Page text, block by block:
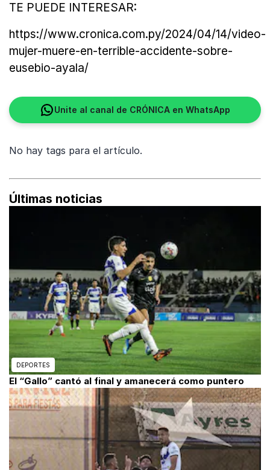
TE PUEDE INTERESAR:
https://www.cronica.com.py/2024/04/14/video-
mujer-muere-en-terrible-accidente-sobre-
eusebio-ayala/
Unite al canal de CRÓNICA en WhatsApp
No hay tags para el artículo.
Últimas noticias
DEPORTES
El “Gallo” cantó al final y amanecerá como puntero